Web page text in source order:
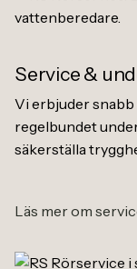
Service&
Vi erbjuder
regelbundet
säkerställa
Läs mer om